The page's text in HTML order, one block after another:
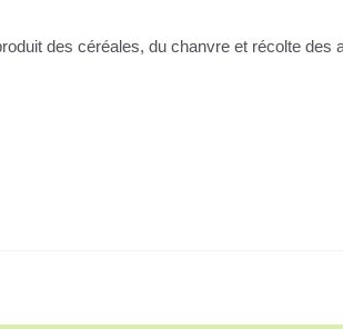
des céréales, du chanvre et récolte des